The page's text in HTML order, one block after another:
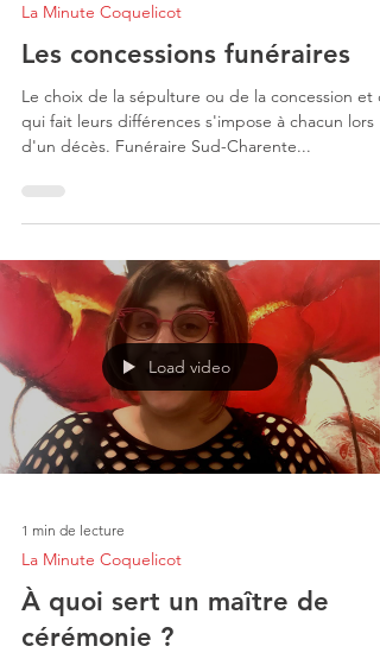
La Minute Coquelicot
Les concessions funéraires
Le choix de la sépulture ou de la concession et
qui fait leurs différences s'impose à chacun lors
d'un décès. Funéraire Sud-Charente...
Load video
1 min de lecture
La Minute Coquelicot
À quoi sert un maître de
cérémonie ?